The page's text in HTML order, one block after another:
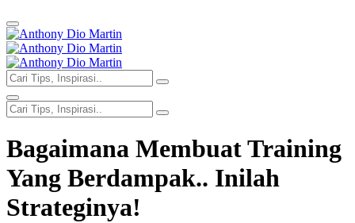
Bagaimana Membuat Training
Yang Berdampak.. Inilah
Strateginya!